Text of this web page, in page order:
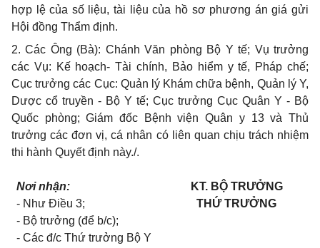
hợp lệ của số liệu, tài liệu của hồ sơ phương án giá gửi
Hội đồng Thẩm định.
2. Các Ông (Bà): Chánh Văn phòng Bộ Y tế; Vụ trưởng
các Vụ: Kế hoạch- Tài chính, Bảo hiểm y tế, Pháp chế;
Cục trưởng các Cục: Quản lý Khám chữa bệnh, Quản lý Y,
Dược cổ truyền - Bộ Y tế; Cục trưởng Cục Quân Y - Bộ
Quốc phòng; Giám đốc Bệnh viện Quân y 13 và Thủ
trưởng các đơn vị, cá nhân có liên quan chịu trách nhiệm
thi hành Quyết định này./.
Nơi nhận:
- Như Điều 3;
- Bộ trưởng (để b/c);
- Các đ/c Thứ trưởng Bộ Y
KT. BỘ TRƯỞNG
THỨ TRƯỞNG